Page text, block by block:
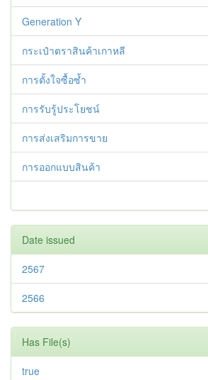
Generation Y
กระเป๋าตราสินค้าเกาหลี
การตั้งใจซื้อซ้ำ
การรับรู้ประโยชน์
การส่งเสริมการขาย
การออกแบบสินค้า
Date issued
2567
2566
Has File(s)
true